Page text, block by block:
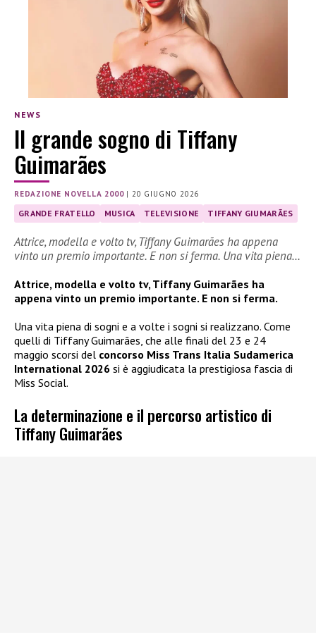
NEWS
Il grande sogno di Tiffany
Guimarães
REDAZIONE NOVELLA 2000|20 GIUGNO 2026
GRANDE FRATELLO MUSICA TELEVISIONE TIFFANY GIUMARÃES
Attrice, modella e volto tv, Tiffany Guimarães ha appena
vinto un premio importante. E non si ferma. Una vita piena…
Attrice, modella e volto tv, Tiffany Guimarães ha
appena vinto un premio importante. E non si ferma.
Una vita piena di sogni e a volte i sogni si realizzano. Come
quelli di Tiffany Guimarães, che alle finali del 23 e 24
maggio scorsi del concorso Miss Trans Italia Sudamerica
International 2026 si è aggiudicata la prestigiosa fascia di
Miss Social.
La determinazione e il percorso artistico di
Tiffany Guimarães